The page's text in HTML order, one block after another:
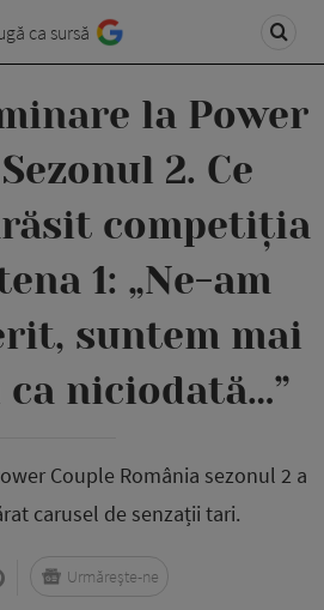
ca sursă
la Power
2. Ce
competiția
1: „Ne-am
suntem mai
niciodată…”
Couple România sezonul 2 a
carusel de senzații tari.
Urmărește-ne